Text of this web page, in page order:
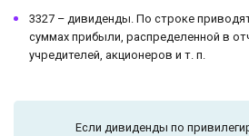
3327 – дивиденды. По строке
суммах прибыли, распределенной в
учредителей, акционеров и т. п.
Если дивиденды по